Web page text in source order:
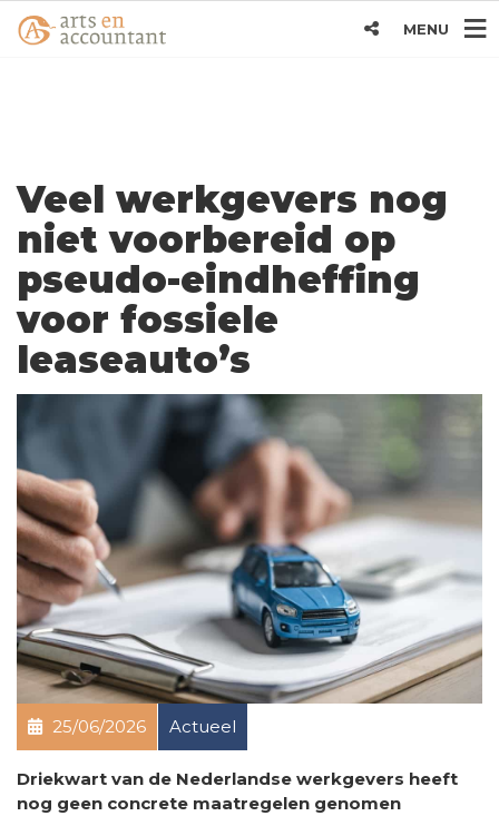
MENU
Veel werkgevers nog
niet voorbereid op
pseudo-eindheffing
voor fossiele
leaseauto’s
25/06/2026 Actueel
Driekwart van de Nederlandse werkgevers heeft
nog geen concrete maatregelen genomen